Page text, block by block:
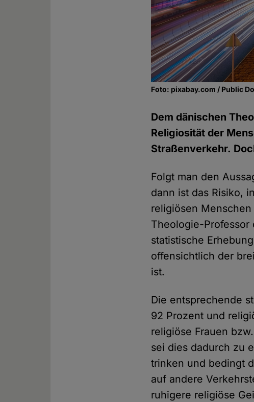
Foto: pixabay.com / Public
Dem dänischen
Religiosität der
Straßenverkehr.
Folgt man den
dann ist das Risiko,
religiösen
Theologie-Professor
statistische
offensichtlich der
ist.
Die entsprechende
92 Prozent und
religiöse Frauen
sei dies dadurch zu
trinken und bedingt
auf andere
ruhigere religiöse